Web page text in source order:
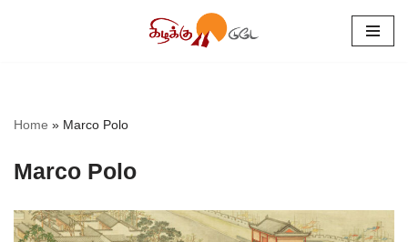
Home » Marco Polo
Marco Polo